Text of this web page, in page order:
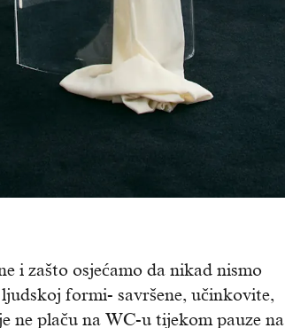
i zašto osjećamo da nikad nismo
formi- savršene, učinkovite,
ne plaču na WC-u tijekom pauze na